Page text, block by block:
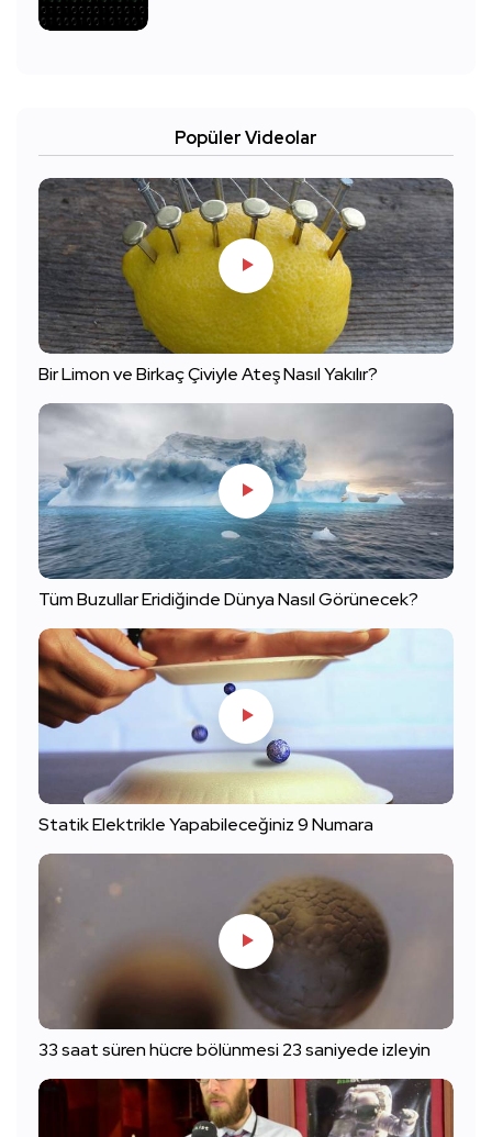
Popüler Videolar
Bir Limon ve Birkaç Çiviyle Ateş Nasıl Yakılır?
Tüm Buzullar Eridiğinde Dünya Nasıl Görünecek?
Statik Elektrikle Yapabileceğiniz 9 Numara
33 saat süren hücre bölünmesi 23 saniyede izleyin